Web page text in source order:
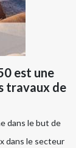
est une
travaux de
dans le but de
dans le secteur